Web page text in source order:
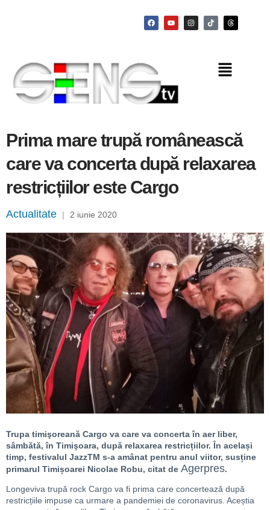
Prima mare trupă românească
care va concerta după relaxarea
restricțiilor este Cargo
Actualitate | 2 iunie 2020
Trupa timişoreană Cargo va care va concerta în aer liber,
sâmbătă, în Timişoara, după relaxarea restricțiilor. În același
timp, festivalul JazzTM s-a amânat pentru anul viitor, susține
primarul Timișoarei Nicolae Robu, citat de Agerpres.
Longeviva trupă rock Cargo va fi prima care concertează după
restricțiile impuse ca urmare a pandemiei de coronavirus. Aceștia